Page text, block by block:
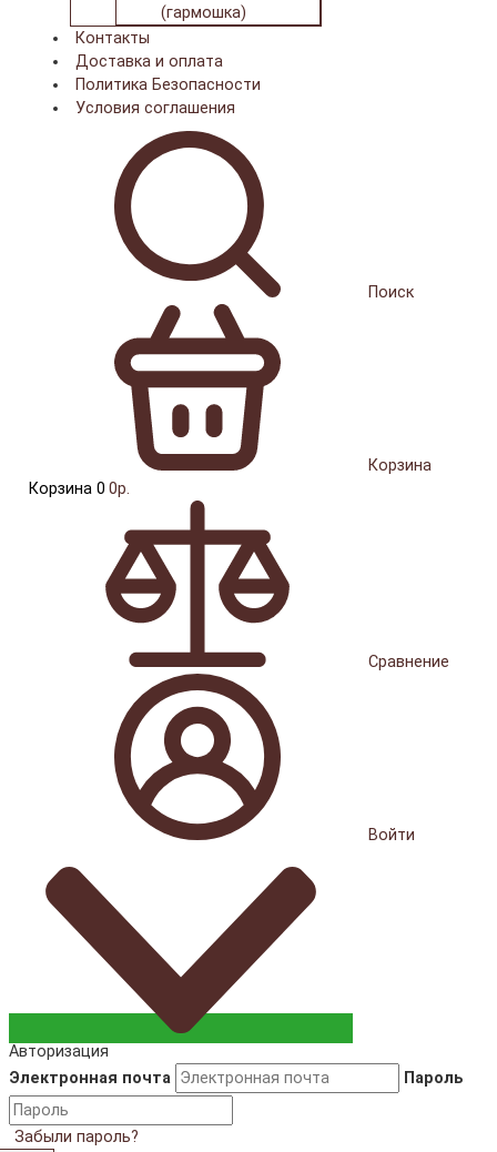
(гармошка)
Контакты
Доставка и оплата
Политика Безопасности
Условия соглашения
Поиск
Корзина
Корзина 0 0р.
Сравнение
Войти
Авторизация
Электронная почта
Пароль
Забыли пароль?